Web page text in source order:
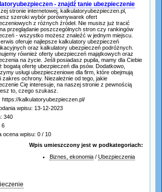
- znajdź tanie ubezpieczenie
stronie internetowej, kalkulatoryubezpieczen.pl,
szeroki wybór porównywarek ofert
z różnych źródeł. Nie musisz już tracić
przeglądanie poszczególnych stron czy rankingów
- wszystko możesz znaleźć w jednym miejscu.
oferuje najlepsze kalkulatory ubezpieczeń
oraz kalkulatory ubezpieczeń podróżnych.
również oferty ubezpieczeń majątkowych oraz
na życie. Jeśli posiadasz pupila, mamy dla Ciebie
bogatą ofertę ubezpieczeń dla psów. Dodatkowo,
usługi ubezpieczeniowe dla firm, które obejmują
zakres ochrony. Niezależnie od tego, jakie
Cię interesuje, na naszej stronie z pewnością
to, czego szukasz.
https://kalkulatoryubezpieczen.pl/
wpisu: 13-12-2023
340
6
ocena wpisu: 0 / 10
Wpis umieszczony jest w podkategoriach:
Biznes, ekonomia / Ubezpieczenia